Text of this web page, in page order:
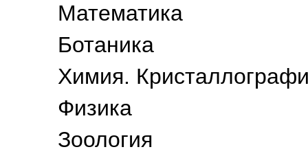
Математика
Ботаника
Химия.
Физика
Зоология